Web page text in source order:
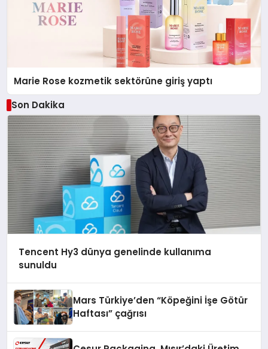
Marie Rose kozmetik sektörüne giriş yaptı
Son Dakika
Tencent Hy3 dünya genelinde kullanıma
sunuldu
Mars Türkiye’den “Köpeğini İşe Götür
Haftası” çağrısı